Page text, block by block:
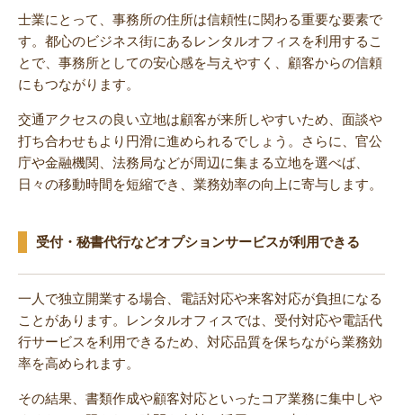
士業にとって、事務所の住所は信頼性に関わる重要な要素で
す。都心のビジネス街にあるレンタルオフィスを利用するこ
とで、事務所としての安心感を与えやすく、顧客からの信頼
にもつながります。
交通アクセスの良い立地は顧客が来所しやすいため、面談や
打ち合わせもより円滑に進められるでしょう。さらに、官公
庁や金融機関、法務局などが周辺に集まる立地を選べば、
日々の移動時間を短縮でき、業務効率の向上に寄与します。
受付・秘書代行などオプションサービスが利用できる
一人で独立開業する場合、電話対応や来客対応が負担になる
ことがあります。レンタルオフィスでは、受付対応や電話代
行サービスを利用できるため、対応品質を保ちながら業務効
率を高められます。
その結果、書類作成や顧客対応といったコア業務に集中しや